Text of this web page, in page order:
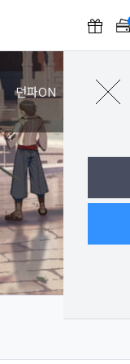
던파ON 로그인